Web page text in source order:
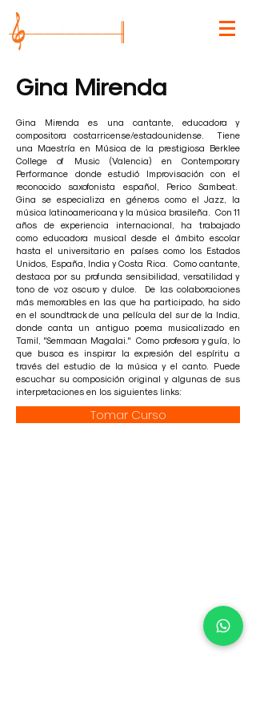
Gina Mirenda
Gina Mirenda es una cantante, educadora y
compositora costarricense/estadounidense. Tiene
una Maestría en Música de la prestigiosa Berklee
College of Music (Valencia) en Contemporary
Performance donde estudió Improvisación con el
reconocido saxofonista español, Perico Sambeat.
Gina se especializa en géneros como el Jazz, la
música latinoamericana y la música brasileña. Con 11
años de experiencia internacional, ha trabajado
como educadora musical desde el ámbito escolar
hasta el universitario en países como los Estados
Unidos, España, India y Costa Rica. Como cantante,
destaca por su profunda sensibilidad, versatilidad y
tono de voz oscuro y dulce. De las colaboraciones
más memorables en las que ha participado, ha sido
en el soundtrack de una película del sur de la India,
donde canta un antiguo poema musicalizado en
Tamil, "Semmaan Magalai." Como profesora y guía, lo
que busca es inspirar la expresión del espíritu a
través del estudio de la música y el canto. Puede
escuchar su composición original y algunas de sus
interpretaciones en los siguientes links:
Tomar Curso